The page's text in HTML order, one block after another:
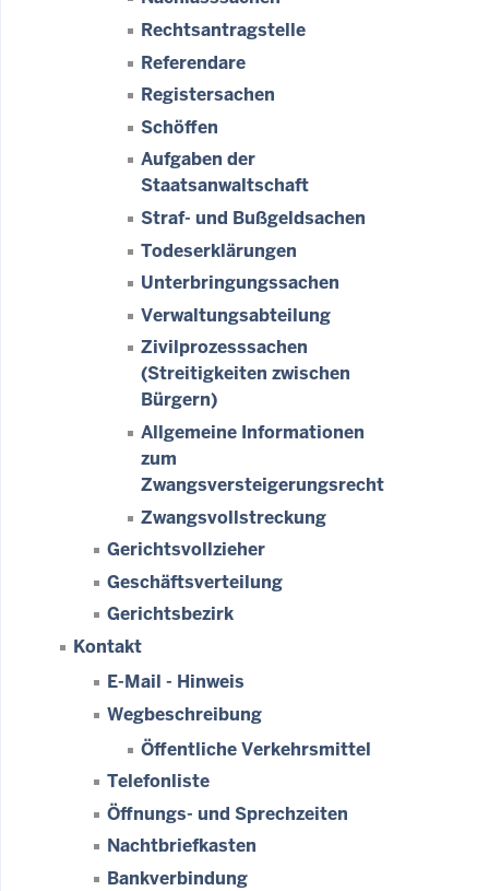
Rechtsantragstelle
Referendare
Registersachen
Schöffen
Aufgaben der
Staatsanwaltschaft
Straf- und Bußgeldsachen
Todeserklärungen
Unterbringungssachen
Verwaltungsabteilung
Zivilprozesssachen
(Streitigkeiten zwischen
Bürgern)
Allgemeine Informationen
zum
Zwangsversteigerungsrecht
Zwangsvollstreckung
Gerichtsvollzieher
Geschäftsverteilung
Gerichtsbezirk
Kontakt
E-Mail - Hinweis
Wegbeschreibung
Öffentliche Verkehrsmittel
Telefonliste
Öffnungs- und Sprechzeiten
Nachtbriefkasten
Bankverbindung